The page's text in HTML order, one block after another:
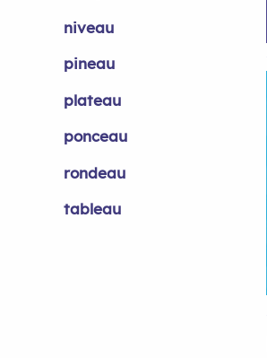
niveau
pineau
plateau
ponceau
rondeau
tableau